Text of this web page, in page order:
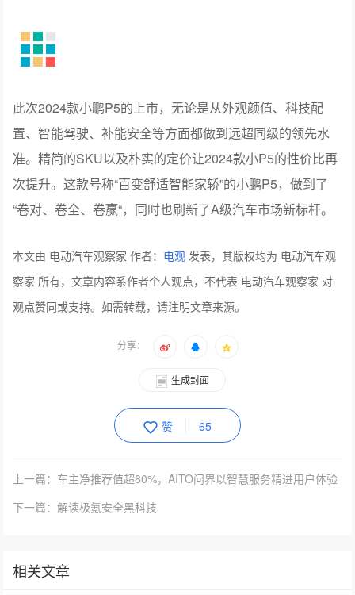
此次2024款小鹏P5的上市，无论是从外观颜值、科技配
置、智能驾驶、补能安全等方面都做到远超同级的领先水
准。精简的SKU以及朴实的定价让2024款小P5的性价比再
次提升。这款号称“百变舒适智能家轿”的小鹏P5，做到了
“卷对、卷全、卷赢“，同时也刷新了A级汽车市场新标杆。
本文由 电动汽车观察家 作者： 电观 发表，其版权均为 电动汽车观
察家 所有，文章内容系作者个人观点，不代表 电动汽车观察家 对
观点赞同或支持。如需转载，请注明文章来源。
分享：
生成封面
赞 65
上一篇：车主净推荐值超80%，AITO问界以智慧服务精进用户体验
下一篇：解读极氪安全黑科技
相关文章